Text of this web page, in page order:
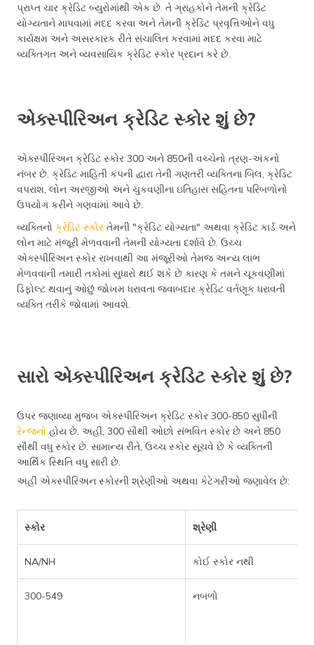
પ્રાપ્ત ચાર ક્રેડિટ બ્યુરોમાંથી એક છે. તે ગ્રાહકોને તેમની ક્રેડિટ
યોગ્યતાને માપવામાં મદદ કરવા અને તેમની ક્રેડિટ પ્રવૃત્તિઓને વધુ
કાર્યક્ષમ અને અસરકારક રીતે સંચાલિત કરવામાં મદદ કરવા માટે
વ્યક્તિગત અને વ્યવસાયિક ક્રેડિટ સ્કોર પ્રદાન કરે છે.
એક્સ્પીરિઅન ક્રેડિટ સ્કોર શું છે?
એક્સ્પીરિઅન ક્રેડિટ સ્કોર 300 અને 850ની વચ્ચેનો ત્રણ-અંકનો
નંબર છે. ક્રેડિટ માહિતી કંપની દ્વારા તેની ગણતરી વ્યક્તિના બિલ, ક્રેડિટ
વપરાશ, લોન અરજીઓ અને ચુકવણીના ઇતિહાસ સહિતના પરિબળોનો
ઉપયોગ કરીને ગણવામાં આવે છે.
વ્યક્તિનો ક્રેડિટ સ્કોર તેમની "ક્રેડિટ યોગ્યતા" અથવા ક્રેડિટ કાર્ડ અને
લોન માટે મંજૂરી મેળવવાની તેમની યોગ્યતા દર્શાવે છે. ઉચ્ચ
એક્સ્પીરિઅન સ્કોર રાખવાથી આ મંજૂરીઓ તેમજ અન્ય લાભ
મેળવવાની તમારી તકોમાં સુધારો થઈ શકે છે કારણ કે તમને ચૂકવણીમાં
ડિફોલ્ટ થવાનું ઓછું જોખમ ધરાવતા જવાબદાર ક્રેડિટ વર્તણૂક ધરાવતી
વ્યક્તિ તરીકે જોવામાં આવશે.
સારો એક્સ્પીરિઅન ક્રેડિટ સ્કોર શું છે?
ઉપર જણાવ્યા મુજબ એક્સ્પીરિઅન ક્રેડિટ સ્કોર 300-850 સુધીની
રેન્જનો હોય છે. અહીં, 300 સૌથી ઓછો સંભવિત સ્કોર છે અને 850
સૌથી વધુ સ્કોર છે. સામાન્ય રીતે, ઉચ્ચ સ્કોર સૂચવે છે કે વ્યક્તિની
આર્થિક સ્થિતિ વધુ સારી છે.
અહીં એક્સ્પીરિઅન સ્કોરની શ્રેણીઓ અથવા કેટેગરીઓ જણાવેલ છે:
સ્કોર શ્રેણી
NA/NH કોઈ સ્કોર નથી
300-549 નબળો